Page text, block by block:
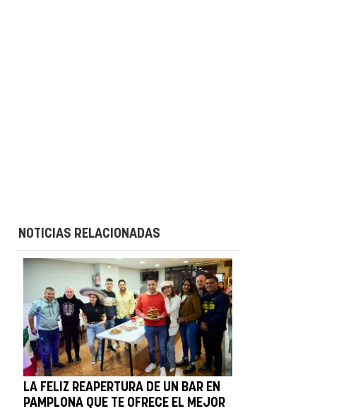
NOTICIAS RELACIONADAS
LA FELIZ REAPERTURA DE UN BAR EN
PAMPLONA QUE TE OFRECE EL MEJOR